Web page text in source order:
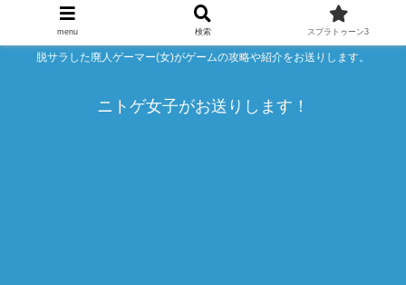
脱サラした廃人ゲーマー(女)がゲームの攻略や紹介をお送りします。
ニトゲ女子がお送りします！
menu 検索 スプラトゥーン3